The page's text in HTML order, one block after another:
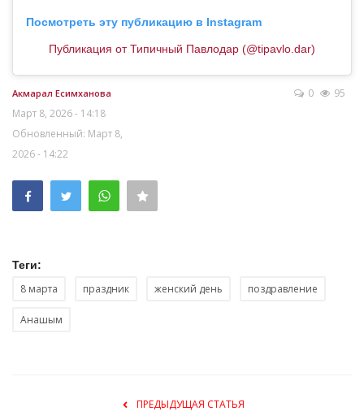
Посмотреть эту публикацию в Instagram
Публикация от Типичный Павлодар (@tipavlo.dar)
Акмарал Есимханова
Март 8, 2026 - 14:18
Обновленный: Март 8,
2026 - 14:22
0 95
Теги:
8 марта праздник женский день поздравление
Анашым
ПРЕДЫДУЩАЯ СТАТЬЯ